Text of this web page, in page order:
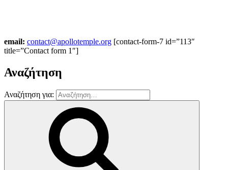
email: contact@apollotemple.org [contact-form-7 id=”113″
title=”Contact form 1″]
Αναζήτηση
Αναζήτηση για: